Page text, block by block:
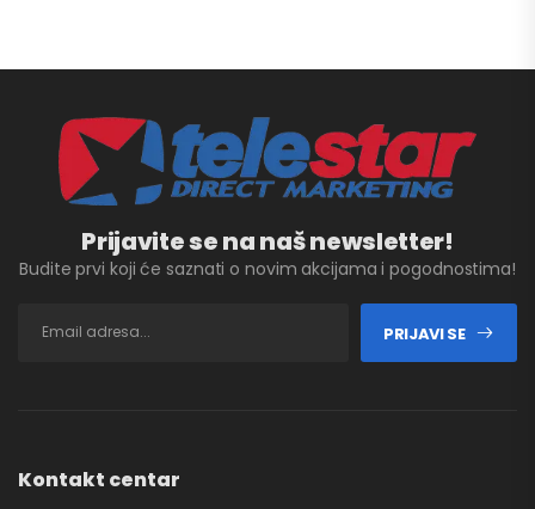
Prijavite se na naš newsletter!
Budite prvi koji će saznati o novim akcijama i pogodnostima!
PRIJAVI SE
Kontakt centar